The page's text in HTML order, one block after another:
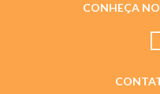
CONHEÇA